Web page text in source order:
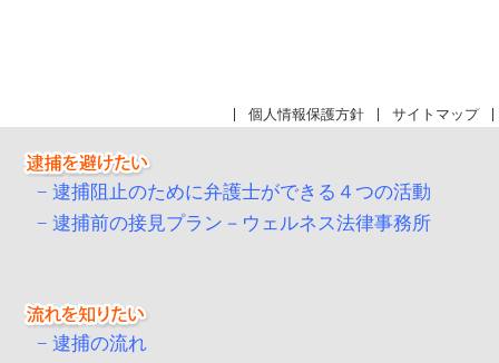
個人情報保護方針 サイトマップ
逮捕阻止のために弁護士ができる４つの活動
逮捕前の接見プラン－ウェルネス法律事務所
逮捕の流れ